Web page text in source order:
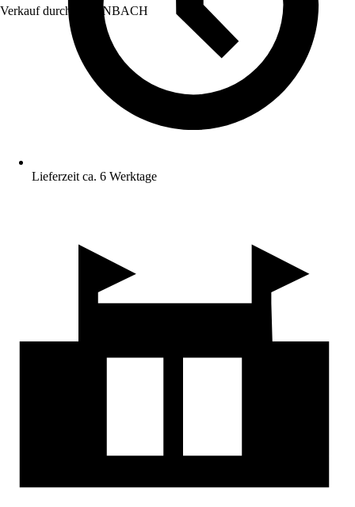
Verkauf durch: HORNBACH
Lieferzeit ca. 6 Werktage